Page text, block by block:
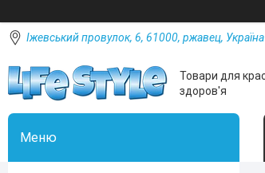
Іжевський провулок, 6, 61000, ржавец, Україна
Товари для
здоров'я